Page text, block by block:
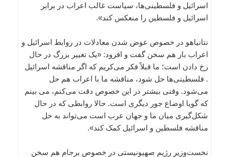
اسرائیل و فلسطینی‌ها، سیاست غالب اعراب در برابر
اسرائیل و فلسطین را منعکس کند».
نتانیاهو در خصوص عوض شدن معادلات در روابط اسرائیل و
اعراب باز هم سخن گفت و افزود: «یک تغییر بزرگ در حال
رخ دادن است؛ ما قبلاً فکر می‌کریم که اگر مناقشه اسرائیل
. فلسطینی‌ها حل شود، مناقشه ما با اعراب هم حل
می‌شود. وقتی بیشتر در این خصوص دقت می‌کنم، می بینم
که گویا اوضاع جور دیگری است. حالا روابطی که در حال
شکل‌گیری میان ما و جهان عرب است می‌تواند به حل
مناقشه فلسطین و اسرائیل کمک کند».
نخست‌وزیر رژیم صهیونیستی در خصوص برجام هم سخن